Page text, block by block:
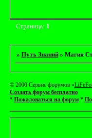
Страница: 1
» Путъ Знаний » Магия
© 2000 Сервис форумов «
Создать форум бесплатно
* Пожаловаться на форум*